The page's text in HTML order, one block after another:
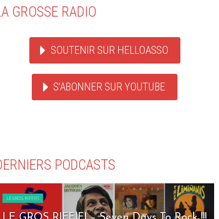
GROSSE RADIO
SOUTENIR SUR HELLOASSO
S'ABONNER SUR YOUTUBE
PODCASTS
LE GROS RIFFIFI